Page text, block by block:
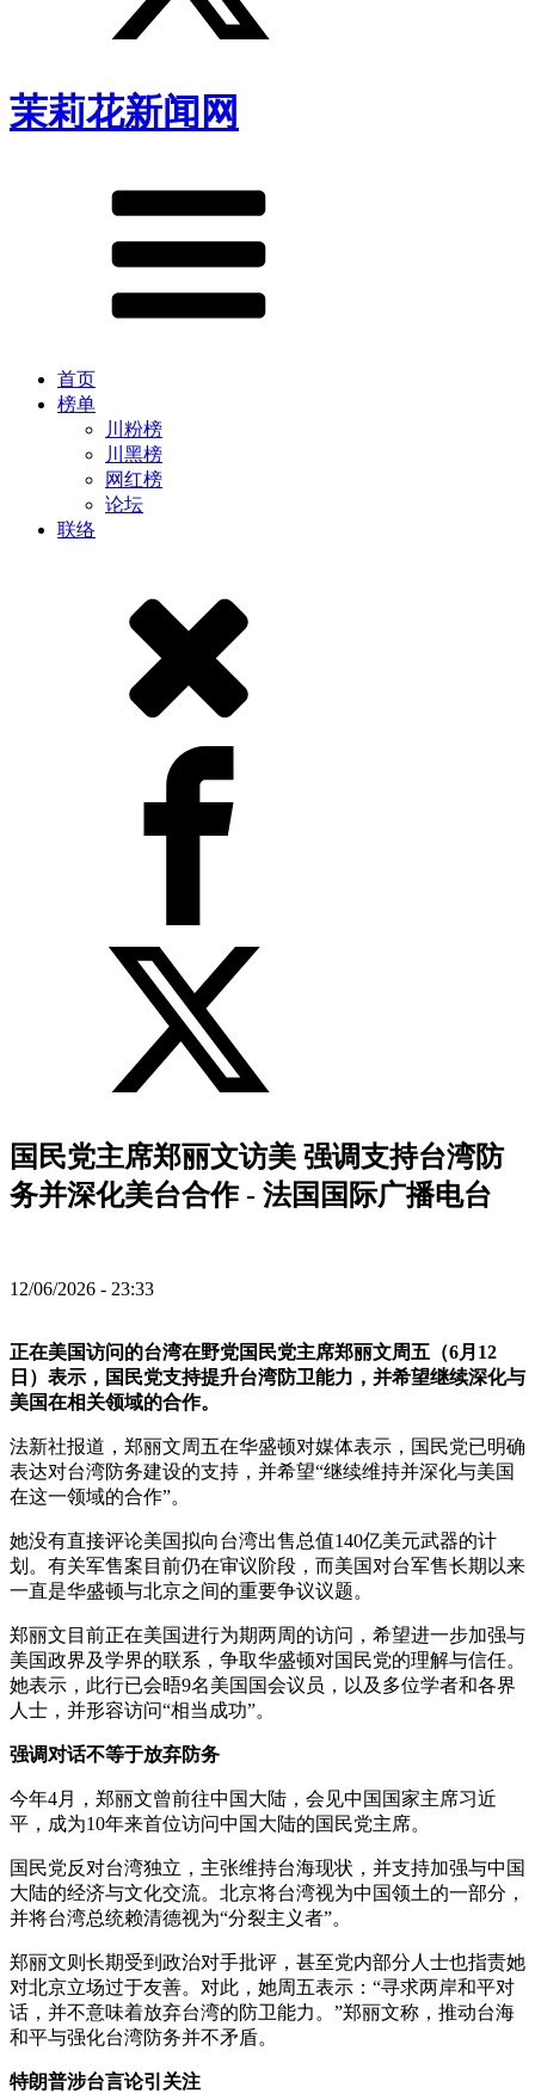
茉莉花新闻网
首页
榜单
川粉榜
川黑榜
网红榜
论坛
联络
国民党主席郑丽文访美 强调支持台湾防
务并深化美台合作 - 法国国际广播电台
12/06/2026 - 23:33
正在美国访问的台湾在野党国民党主席郑丽文周五（6月12
日）表示，国民党支持提升台湾防卫能力，并希望继续深化与
美国在相关领域的合作。
法新社报道，郑丽文周五在华盛顿对媒体表示，国民党已明确
表达对台湾防务建设的支持，并希望“继续维持并深化与美国
在这一领域的合作”。
她没有直接评论美国拟向台湾出售总值140亿美元武器的计
划。有关军售案目前仍在审议阶段，而美国对台军售长期以来
一直是华盛顿与北京之间的重要争议议题。
郑丽文目前正在美国进行为期两周的访问，希望进一步加强与
美国政界及学界的联系，争取华盛顿对国民党的理解与信任。
她表示，此行已会晤9名美国国会议员，以及多位学者和各界
人士，并形容访问“相当成功”。
强调对话不等于放弃防务
今年4月，郑丽文曾前往中国大陆，会见中国国家主席习近
平，成为10年来首位访问中国大陆的国民党主席。
国民党反对台湾独立，主张维持台海现状，并支持加强与中国
大陆的经济与文化交流。北京将台湾视为中国领土的一部分，
并将台湾总统赖清德视为“分裂主义者”。
郑丽文则长期受到政治对手批评，甚至党内部分人士也指责她
对北京立场过于友善。对此，她周五表示：“寻求两岸和平对
话，并不意味着放弃台湾的防卫能力。”郑丽文称，推动台海
和平与强化台湾防务并不矛盾。
特朗普涉台言论引关注